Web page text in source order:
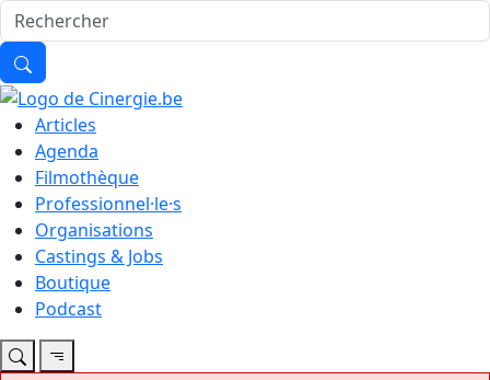
Articles
Agenda
Filmothèque
Professionnel·le·s
Organisations
Castings & Jobs
Boutique
Podcast